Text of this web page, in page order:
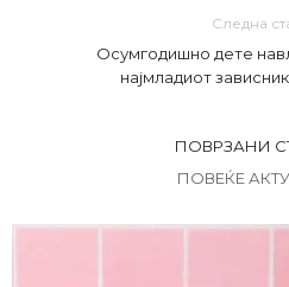
Следна
Осумгодишно дете
најмладиот
ПОВРЗАНИ
ПОВЕЌЕ